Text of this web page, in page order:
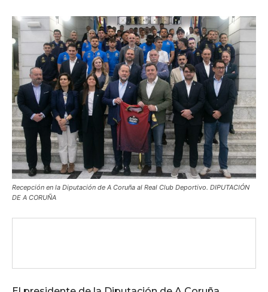
Recepción en la Diputación de A Coruña al Real Club Deportivo. DIPUTACIÓN
DE A CORUÑA